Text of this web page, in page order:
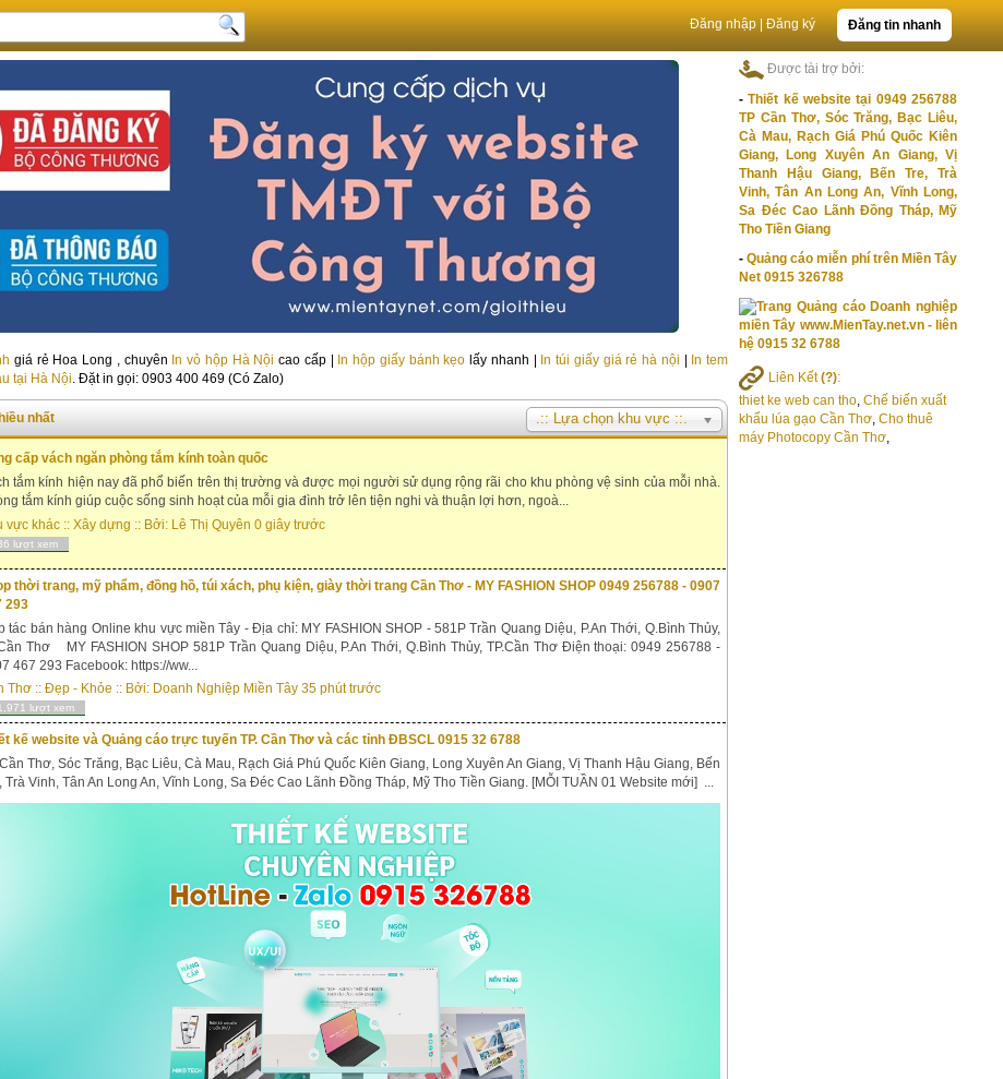
Đăng tin nhanh
Đăng nhập Đăng ký
Được tài trợ bởi:
-Thiết kế website tại 0949 256788
TP Cần Thơ, Sóc Trăng, Bạc Liêu,
Cà Mau, Rạch Giá Phú Quốc Kiên
Giang, Long Xuyên An Giang, Vị
Thanh Hậu Giang, Bến Tre, Trà
Vinh, Tân An Long An, Vĩnh Long,
Sa Đéc Cao Lãnh Đồng Tháp, Mỹ
Tho Tiền Giang
-Quảng cáo miễn phí trên Miền Tây
Net 0915 326788
Liên Kết(?):
thiet ke web can tho, Chế biến xuất
khẩu lúa gạo Cần Thơ, Cho thuê
máy Photocopy Cần Thơ,
giá rẻ Hoa Long , chuyên In vỏ hộp Hà Nội cao cấp | In hộp giấy bánh kẹo lấy nhanh | In túi giấy giá rẻ hà nội
In tem
tại Hà Nội. Đặt in gọi: 0903 400 469 (Có Zalo)
nhất .:: Lựa chọn khu vực ::.
cấp vách ngăn phòng tắm kính toàn quốc
tắm kính hiện nay đã phổ biến trên thị trường và được mọi người sử dụng rộng rãi cho khu phòng vệ sinh của mỗi nhà.
tắm kính giúp cuộc sống sinh hoạt của mỗi gia đình trở lên tiện nghi và thuận lợi hơn, ngoà...
vực khác :: Xây dựng :: Bởi: Lê Thị Quyên 0 giây trước
lượt xem
thời trang, mỹ phẩm, đồng hồ, túi xách, phụ kiện, giày thời trang Cần Thơ - MY FASHION SHOP 0949 256788 - 0907
293
tác bán hàng Online khu vực miền Tây - Địa chỉ: MY FASHION SHOP - 581P Trần Quang Diệu, P.An Thới, Q.Bình Thủy,
Thơ MY FASHION SHOP 581P Trần Quang Diệu, P.An Thới, Q.Bình Thủy, TP.Cần Thơ Điện thoại: 0949 256788 -
467 293 Facebook: https://ww...
Thơ :: Đẹp - Khỏe :: Bởi: Doanh Nghiệp Miền Tây 35 phút trước
lượt xem
kế website và Quảng cáo trực tuyến TP. Cần Thơ và các tỉnh ĐBSCL 0915 32 6788
Thơ, Sóc Trăng, Bạc Liêu, Cà Mau, Rạch Giá Phú Quốc Kiên Giang, Long Xuyên An Giang, Vị Thanh Hậu Giang, Bến
Trà Vinh, Tân An Long An, Vĩnh Long, Sa Đéc Cao Lãnh Đồng Tháp, Mỹ Tho Tiền Giang. [MỖI TUẦN 01 Website mới] ...